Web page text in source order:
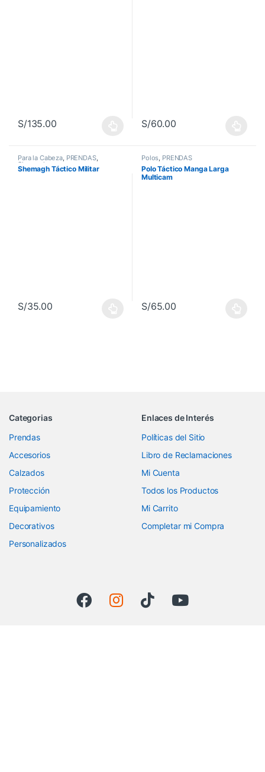
S/135.00 S/60.00
Para la Cabeza, PRENDAS,
Shemagh
Shemagh Táctico Militar
S/35.00
Polos, PRENDAS
Polo Táctico Manga Larga
Multicam
S/65.00
Categorias
Prendas
Accesorios
Calzados
Protección
Equipamiento
Decorativos
Personalizados
Enlaces de Interés
Políticas del Sitio
Libro de Reclamaciones
Mi Cuenta
Todos los Productos
Mi Carrito
Completar mi Compra